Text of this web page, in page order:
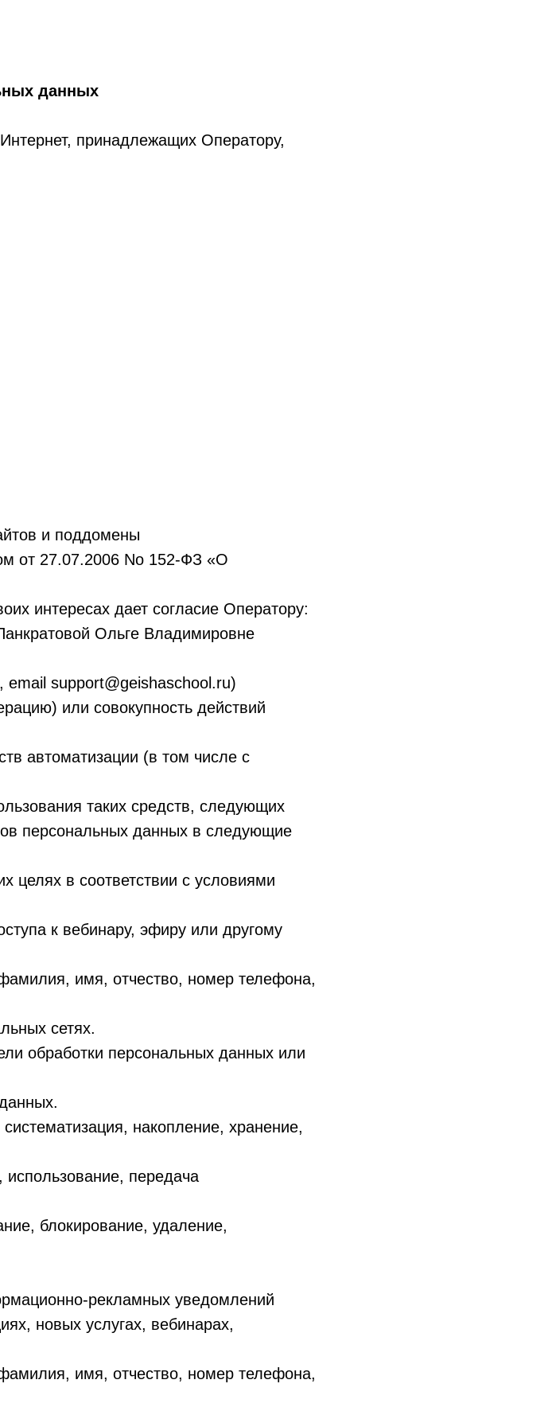
данных
принадлежащих Оператору,
и поддомены
от 27.07.2006 No 152-ФЗ «О
интересах дает согласие Оператору:
Ольге Владимировне
support@geishaschool.ru)
или совокупность действий
автоматизации (в том числе с
таких средств, следующих
персональных данных в следующие
в соответствии с условиями
к вебинару, эфиру или другому
имя, отчество, номер телефона,
сетях.
обработки персональных данных или
накопление, хранение,
передача
блокирование, удаление,
рекламных уведомлений
новых услугах, вебинарах,
имя, отчество, номер телефона,